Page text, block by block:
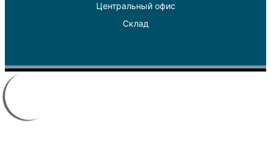
Центральный офис
Склад